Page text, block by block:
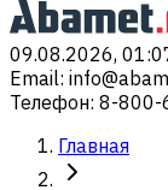
09.08.2026,
Email:
Телефон: 8-800-
Главная